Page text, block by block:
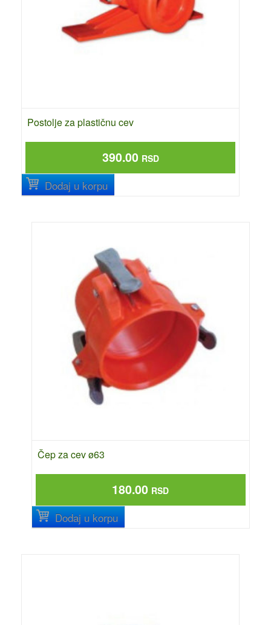
Postolje za plastičnu cev
390.00 RSD
Dodaj u korpu
Čep za cev ø63
180.00 RSD
Dodaj u korpu